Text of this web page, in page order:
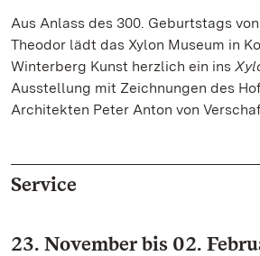
Aus Anlass des 300. Geburtstags
Theodor lädt das Xylon Museum in
Winterberg Kunst herzlich ein ins
Ausstellung mit Zeichnungen des
Architekten Peter Anton von
Service
23. November bis 02.